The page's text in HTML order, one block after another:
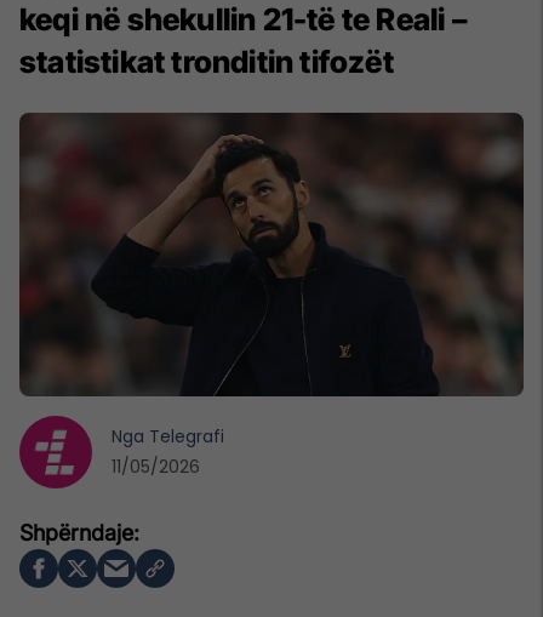
keqi në shekullin 21-të te Reali –
statistikat tronditin tifozët
Nga Telegrafi
11/05/2026